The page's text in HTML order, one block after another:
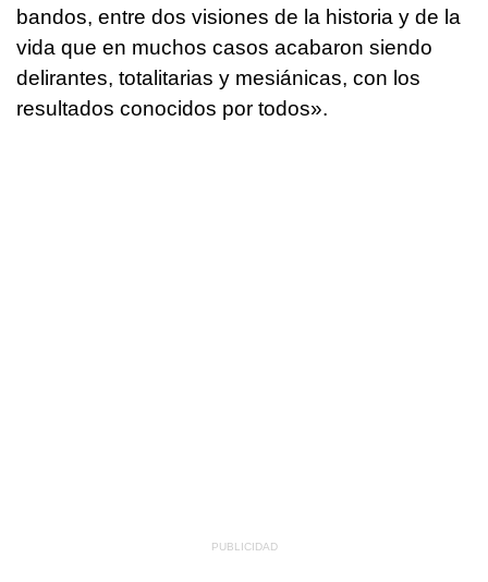
bandos, entre dos visiones de la historia y de la
vida que en muchos casos acabaron siendo
delirantes, totalitarias y mesiánicas, con los
resultados conocidos por todos».